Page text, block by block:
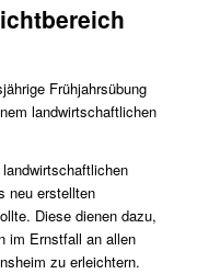
Frühjahrsübung
landwirtschaftlichen
neu erstellten
Diese dienen dazu,
im Ernstfall an allen
zu erleichtern.